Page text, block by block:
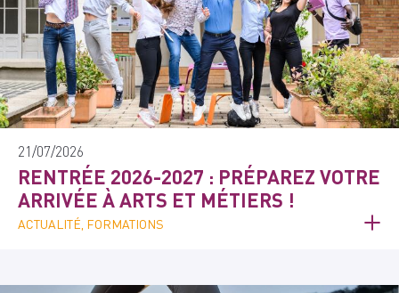
21/07/2026
RENTRÉE 2026-2027 : PRÉPAREZ VOTRE
ARRIVÉE À ARTS ET MÉTIERS !
ACTUALITÉ, FORMATIONS